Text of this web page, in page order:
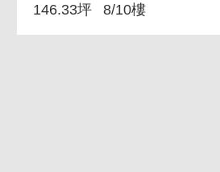
146.33坪 8/10樓